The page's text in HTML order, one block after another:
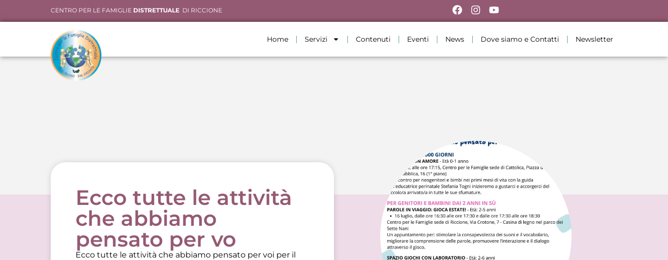
CENTRO PER LE FAMIGLIE DISTRETTUALE DI RICCIONE
Home Servizi Contenuti Eventi News Dove siamo e Contatti Newsletter
Ecco tutte le attività
che abbiamo
pensato per vo
Ecco tutte le attività che abbiamo pensato per voi per il